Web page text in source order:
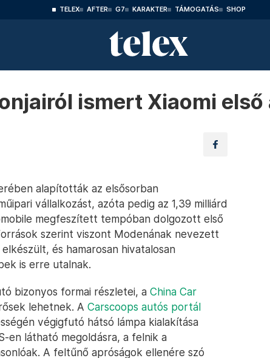
TELEX AFTER G7 KARAKTER TÁMOGATÁS SHOP
ismert Xiaomi első
alapították az elsősorban
vállalkozást, azóta pedig az 1,39 milliárd
megfeszített tempóban dolgozott első
szerint viszont Modenának nevezett
és hamarosan hivatalosan
is erre utalnak.
bizonyos formai részletei, a China Car
lehetnek. A Carscoops autós portál
végigfutó hátsó lámpa kialakítása
en látható megoldásra, a felnik a
A feltűnő apróságok ellenére szó